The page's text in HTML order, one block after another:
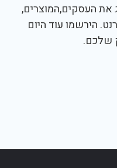
את העסקים,המוצרים,
הירשמו עוד היום
שלכם.